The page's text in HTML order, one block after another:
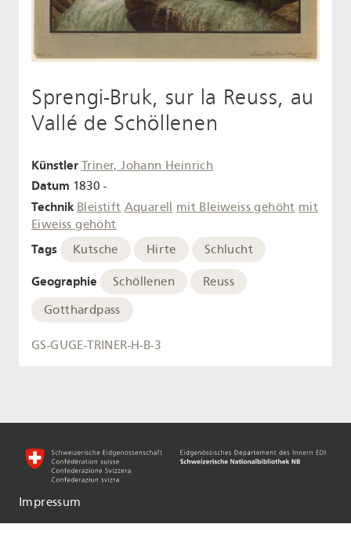
Sprengi-Bruk, sur la Reuss, au
Vallé de Schöllenen
Künstler Triner, Johann Heinrich
Datum 1830 -
Technik Bleistift Aquarell mit Bleiweiss gehöht mit
Eiweiss gehöht
Tags Kutsche Hirte Schlucht
Geographie Schöllenen
Reuss
Gotthardpass
GS-GUGE-TRINER-H-B-3
Informationen
Impressum